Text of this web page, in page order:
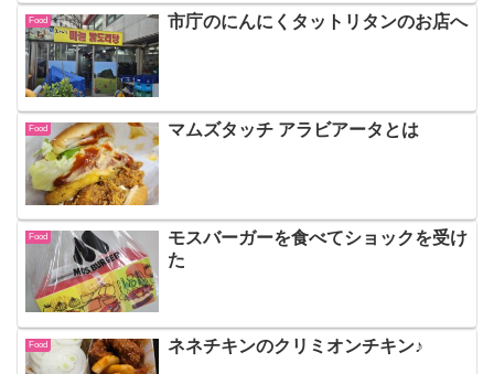
Food 市庁のにんにくタットリタンのお店へ
Food マムズタッチ アラビアータとは
Food
モスバーガーを食べてショックを受け
た
Food ネネチキンのクリミオンチキン♪